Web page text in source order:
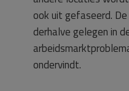
ook uit gefaseerd.
derhalve gelegen in
ondervindt.